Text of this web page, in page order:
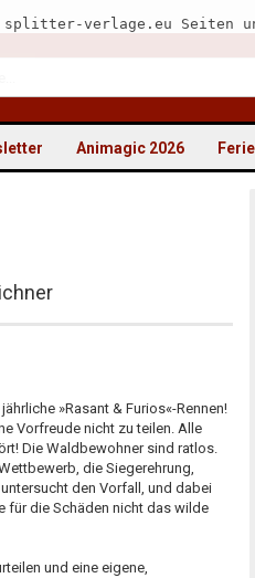
verlage.eu Seiten
Animagic 2026
»Rasant & Furios«-Rennen!
Vorfreude nicht zu teilen. Alle
Die Waldbewohner sind ratlos.
die Siegerehrung,
den Vorfall, und dabei
für die Schäden nicht das wilde
und eine eigene,